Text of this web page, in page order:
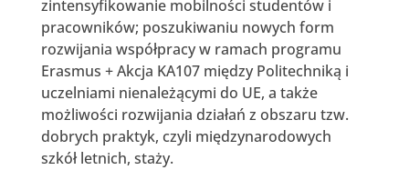
zintensyfikowanie mobilności studentów i
pracowników; poszukiwaniu nowych form
rozwijania współpracy w ramach programu
Erasmus + Akcja KA107 między Politechniką i
uczelniami nienależącymi do UE, a także
możliwości rozwijania działań z obszaru tzw.
dobrych praktyk, czyli międzynarodowych
szkół letnich, staży.